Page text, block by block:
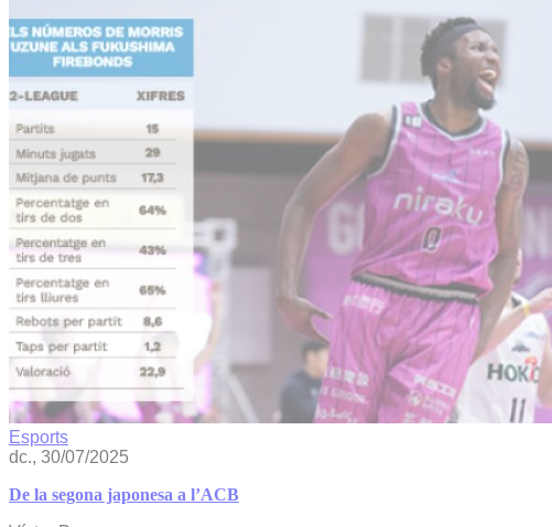
Esports
dc., 30/07/2025
De la segona japonesa a l’ACB